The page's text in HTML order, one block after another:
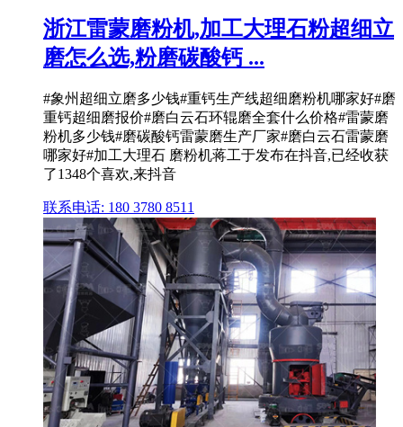
浙江雷蒙磨粉机,加工大理石粉超细立
磨怎么选,粉磨碳酸钙 ...
#象州超细立磨多少钱#重钙生产线超细磨粉机哪家好#磨
重钙超细磨报价#磨白云石环辊磨全套什么价格#雷蒙磨
粉机多少钱#磨碳酸钙雷蒙磨生产厂家#磨白云石雷蒙磨
哪家好#加工大理石 磨粉机蒋工于发布在抖音,已经收获
了1348个喜欢,来抖音
联系电话: 180 3780 8511